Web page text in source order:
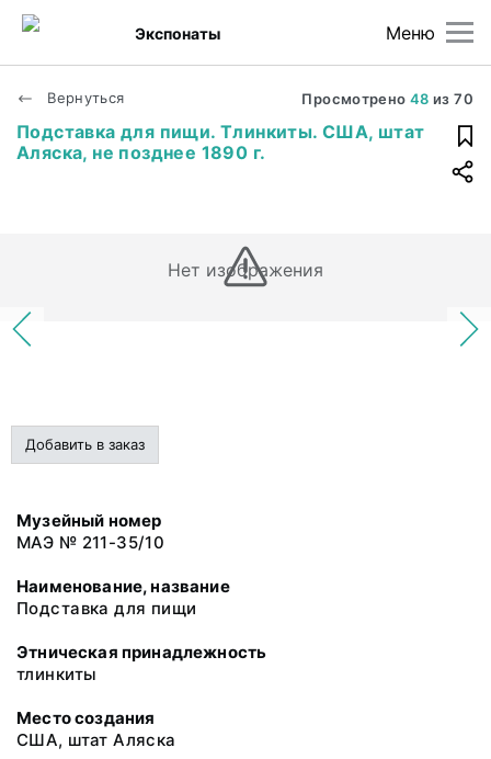
Меню
Экспонаты
Вернуться Просмотрено 48 из70
Подставка для пищи. Тлинкиты. США, штат
Аляска, не позднее 1890 г.
Нет изображения
Добавить в заказ
Музейный номер
МАЭ № 211-35/10
Наименование, название
Подставка для пищи
Этническая принадлежность
тлинкиты
Место создания
США, штат Аляска